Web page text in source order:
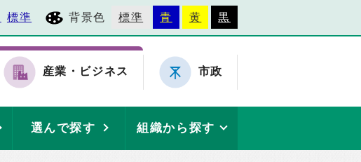
標準 背景色 標準 青 黄 黒
産業・ビジネス 市政
選んで探す 組織から探す